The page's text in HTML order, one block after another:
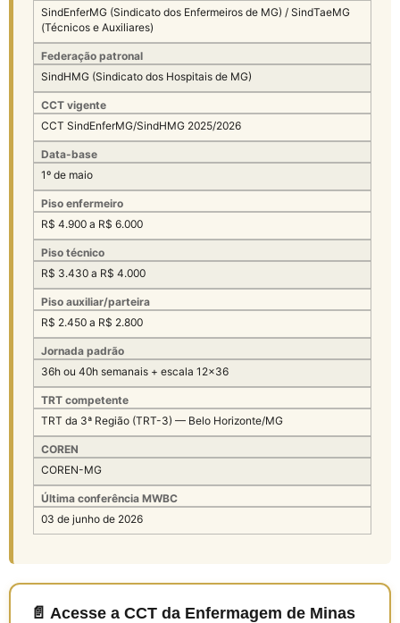
SindEnferMG (Sindicato dos Enfermeiros de MG) / SindTaeMG
(Técnicos e Auxiliares)
Federação patronal
SindHMG (Sindicato dos Hospitais de MG)
CCT vigente
CCT SindEnferMG/SindHMG 2025/2026
Data-base
1º de maio
Piso enfermeiro
R$ 4.900 a R$ 6.000
Piso técnico
R$ 3.430 a R$ 4.000
Piso auxiliar/parteira
R$ 2.450 a R$ 2.800
Jornada padrão
36h ou 40h semanais + escala 12×36
TRT competente
TRT da 3ª Região (TRT-3) — Belo Horizonte/MG
COREN
COREN-MG
Última conferência MWBC
03 de junho de 2026
📄 Acesse a CCT da Enfermagem de Minas